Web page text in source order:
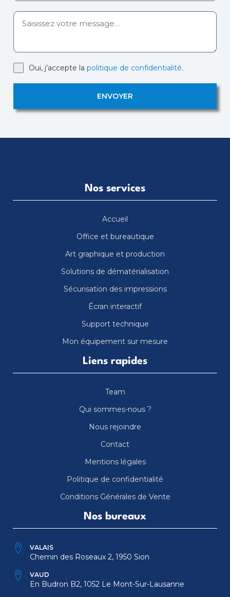
Oui, j’accepte la politique de confidentialité.
ENVOYER
Nos services
Accueil
Office et bureautique
Art graphique et production
Solutions de dématérialisation
Sécurisation des impressions
Écran interactif
Support technique
Mon équipement sur mesure
Liens rapides
Team
Qui sommes-nous ?
Nous rejoindre
Contact
Mentions légales
Politique de confidentialité
Conditions Générales de Vente
Nos bureaux
VALAIS
Chemin des Roseaux 2, 1950 Sion
VAUD
En Budron B2, 1052 Le Mont-Sur-Lausanne